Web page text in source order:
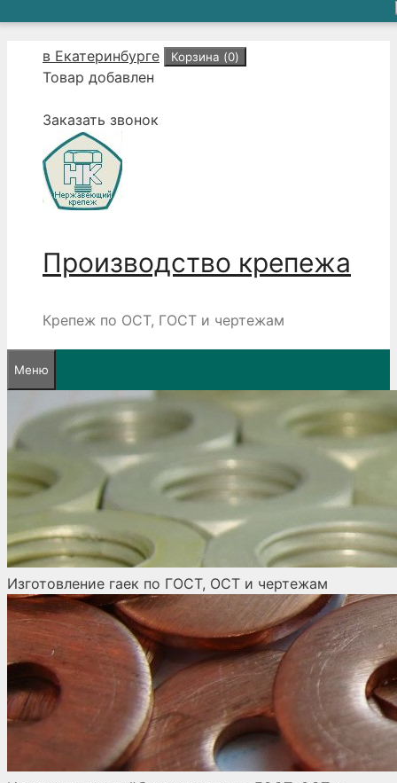
Перейтив Екатеринбурге Корзина (0)
Товар добавлен
Заказать звонок
Производство крепежа
Крепеж по ОСТ, ГОСТ и чертежам
Меню
Изготовление гаек по ГОСТ, ОСТ и чертежам